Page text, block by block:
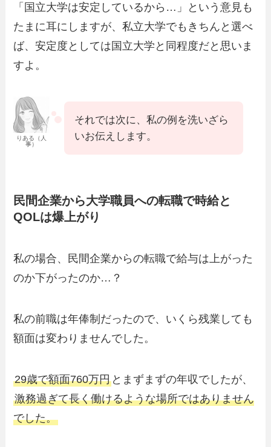
「国立大学は安定しているから…」という意見も
たまに耳にしますが、私立大学でもきちんと選べ
ば、安定度としては国立大学と同程度だと思いま
すよ。
りある（人
事）
それでは次に、私の例を洗いざら
いお伝えします。
民間企業から大学職員への転職で時給と
QOLは爆上がり
私の場合、民間企業からの転職で給与は上がった
のか下がったのか…？
私の前職は年俸制だったので、いくら残業しても
額面は変わりませんでした。
29歳で額面760万円 とまずまずの年収でしたが、
激務過ぎて長く働けるような場所ではありません
でした。